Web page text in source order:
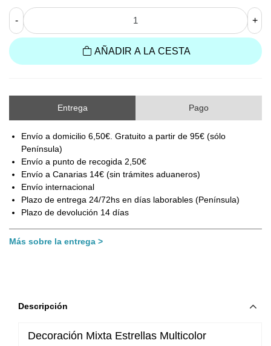
- +
AÑADIR A LA CESTA
Entrega Pago
Envío a domicilio 6,50€. Gratuito a partir de 95€ (sólo
Península)
Envío a punto de recogida 2,50€
Envío a Canarias 14€ (sin trámites aduaneros)
Envío internacional
Plazo de entrega 24/72hs en días laborables (Península)
Plazo de devolución 14 días
Más sobre la entrega
Descripción
Decoración Mixta Estrellas Multicolor